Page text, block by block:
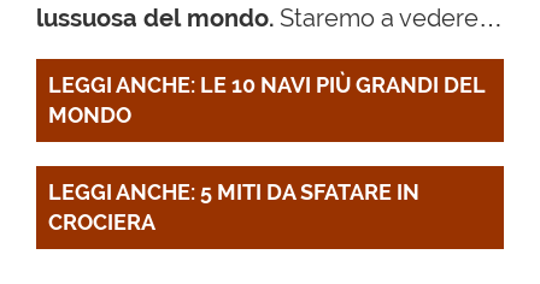
lussuosa del mondo. Staremo a vedere…
LEGGI ANCHE: LE 10 NAVI PIÙ GRANDI DEL
MONDO
LEGGI ANCHE: 5 MITI DA SFATARE IN
CROCIERA